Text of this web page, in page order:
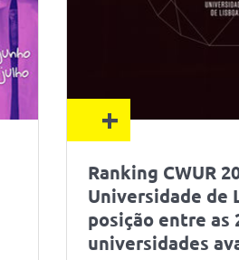
+
Ranking CWUR
Universidade de
posição entre as
universidades